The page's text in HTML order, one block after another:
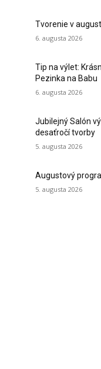
Tvorenie v
6. augusta 2026
Tip na výlet:
Pezinka na Babu
6. augusta 2026
Jubilejný Salón
desaťročí tvorby
5. augusta 2026
Augustový
5. augusta 2026